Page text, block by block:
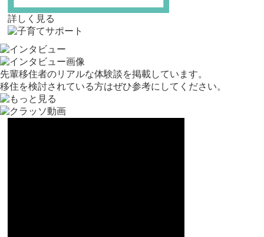
詳しく見る
先輩移住者のリアルな体験談を掲載しています。
移住を検討されている方はぜひ参考にしてください。